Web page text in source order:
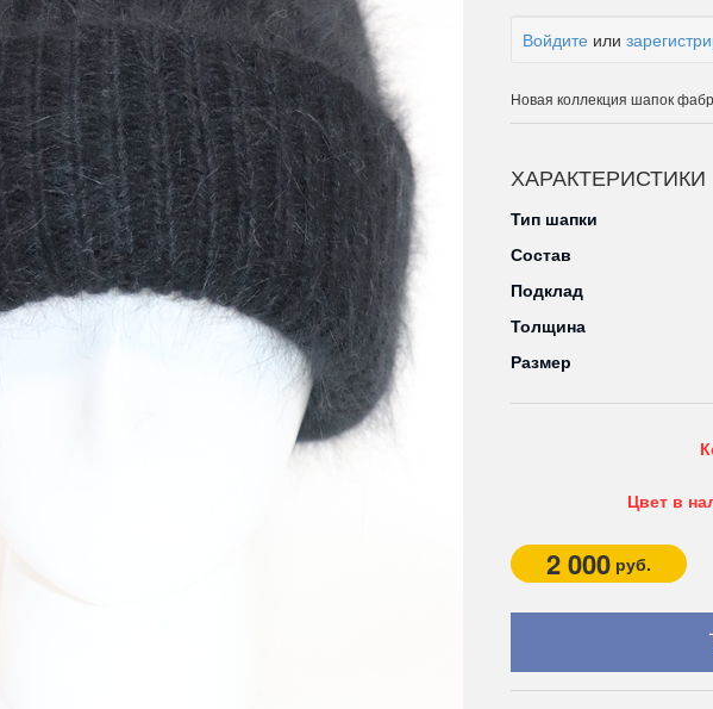
Войдите или
Новая коллекция шапок
ХАРАКТЕРИСТИКИ
Тип шапки
Состав
Подклад
Толщина
Размер
Цвет в
2 000 руб.